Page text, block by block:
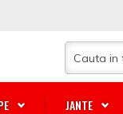
JANTE